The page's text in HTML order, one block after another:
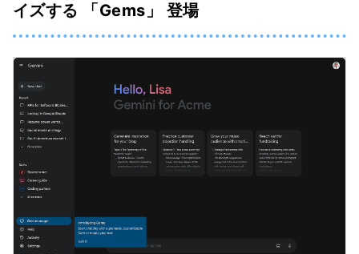
イズする 「Gems」 登場